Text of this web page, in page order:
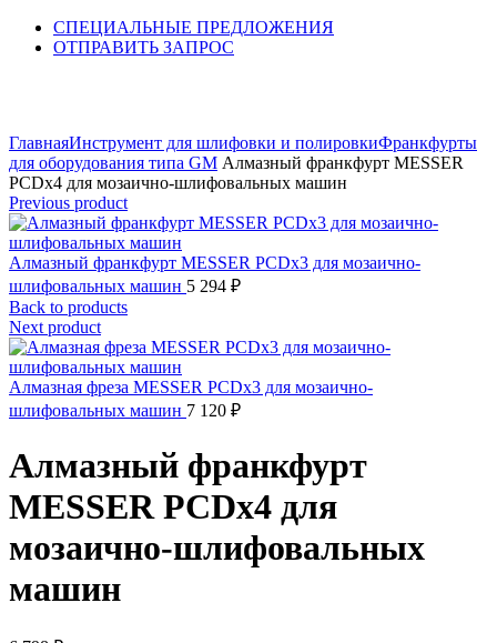
СПЕЦИАЛЬНЫЕ ПРЕДЛОЖЕНИЯ
ОТПРАВИТЬ ЗАПРОС
ГлавнаяИнструмент для шлифовки и полировкиФранкфурты
для оборудования типа GM Алмазный франкфурт MESSER
PCDх4 для мозаично-шлифовальных машин
Previous product
Алмазный франкфурт MESSER PCDх3 для мозаично-
шлифовальных машин 5 294 ₽
Back to products
Next product
Алмазная фреза MESSER PCDх3 для мозаично-
шлифовальных машин 7 120 ₽
Алмазный франкфурт
MESSER PCDх4 для
мозаично-шлифовальных
машин